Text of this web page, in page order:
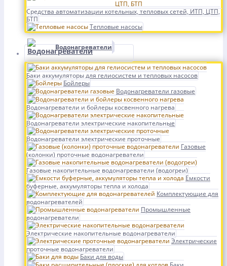
Средства автоматизации котельных, тепловых сетей, ИТП, ЦТП,
БТП
Тепловые насосы
Водонагреватели
Баки аккумуляторы для гелиосистем и тепловых насосов
Бойлеры
Водонагреватели газовые
Водонагреватели и бойлеры косвенного нагрева
Водонагреватели электрические накопительные
Водонагреватели электрические проточные
Газовые
(колонки) проточные водонагреватели
Газовые накопительные водонагреватели (водогреи)
Емкости
буферные, аккумуляторы тепла и холода
Комплектующие для
водонагревателей
Промышленные
водонагреватели
Электрические накопительные водонагреватели
Электрические
проточные водонагреватели
Баки для воды